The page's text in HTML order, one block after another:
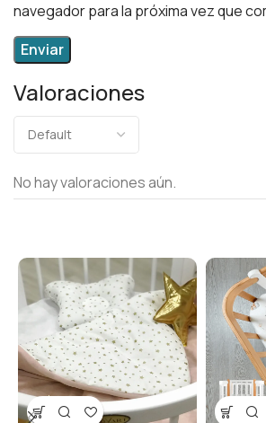
Valoraciones
No hay valoraciones aún.
navegador para la próxima vez que